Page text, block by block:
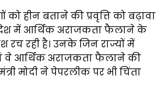
हीन बताने की प्रवृत्ति को बढ़ावा
देश में आर्थिक अराजकता फैलाने के
रच रही है। उनके जिन राज्यों में
वे आर्थिक अराजकता फैलाने की
मोदी ने पेपरलीक पर भी चिंता